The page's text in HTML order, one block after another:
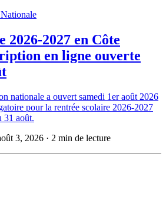
2026-2027 en Côte
en ligne ouverte
nationale a ouvert samedi 1er août 2026
pour la rentrée scolaire 2026-2027
31 août.
3, 2026 · 2 min de lecture